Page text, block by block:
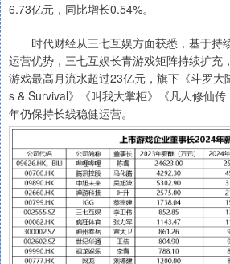
6.73亿元，同比增长0.54%。
时代财经从三七互娱方面获悉，基于持
运营优势，三七互娱长青游戏矩阵持续扩充
游戏最高月流水超过23亿元，旗下《斗罗大
s & Survival》《叫我大掌柜》《凡人修仙
年仍保持长线稳健运营。